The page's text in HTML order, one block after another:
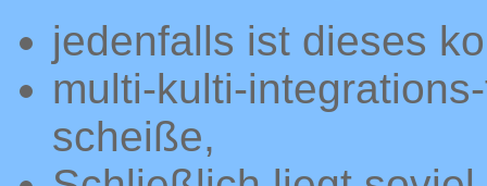
jedenfalls ist dieses
multi-kulti-
scheiße,